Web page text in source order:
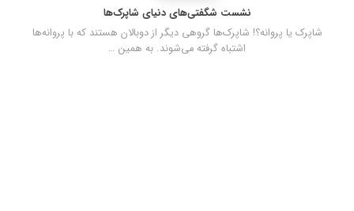
نشست شگفتی‌های دنیای شاپرک‌ها
شاپرک یا پروانه؟! شاپرک‌ها گروهی دیگر از دوبالان هستند که با پروانه‌ها
اشتباه گرفته می‌شوند. به همین …